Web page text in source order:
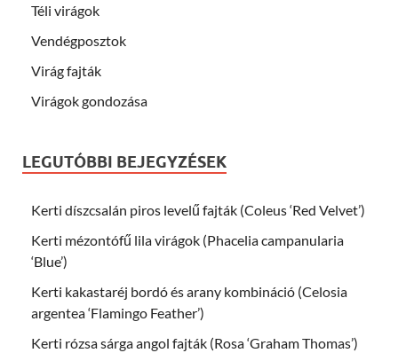
Téli virágok
Vendégposztok
Virág fajták
Virágok gondozása
LEGUTÓBBI BEJEGYZÉSEK
Kerti díszcsalán piros levelű fajták (Coleus ‘Red Velvet’)
Kerti mézontófű lila virágok (Phacelia campanularia
‘Blue’)
Kerti kakastaréj bordó és arany kombináció (Celosia
argentea ‘Flamingo Feather’)
Kerti rózsa sárga angol fajták (Rosa ‘Graham Thomas’)